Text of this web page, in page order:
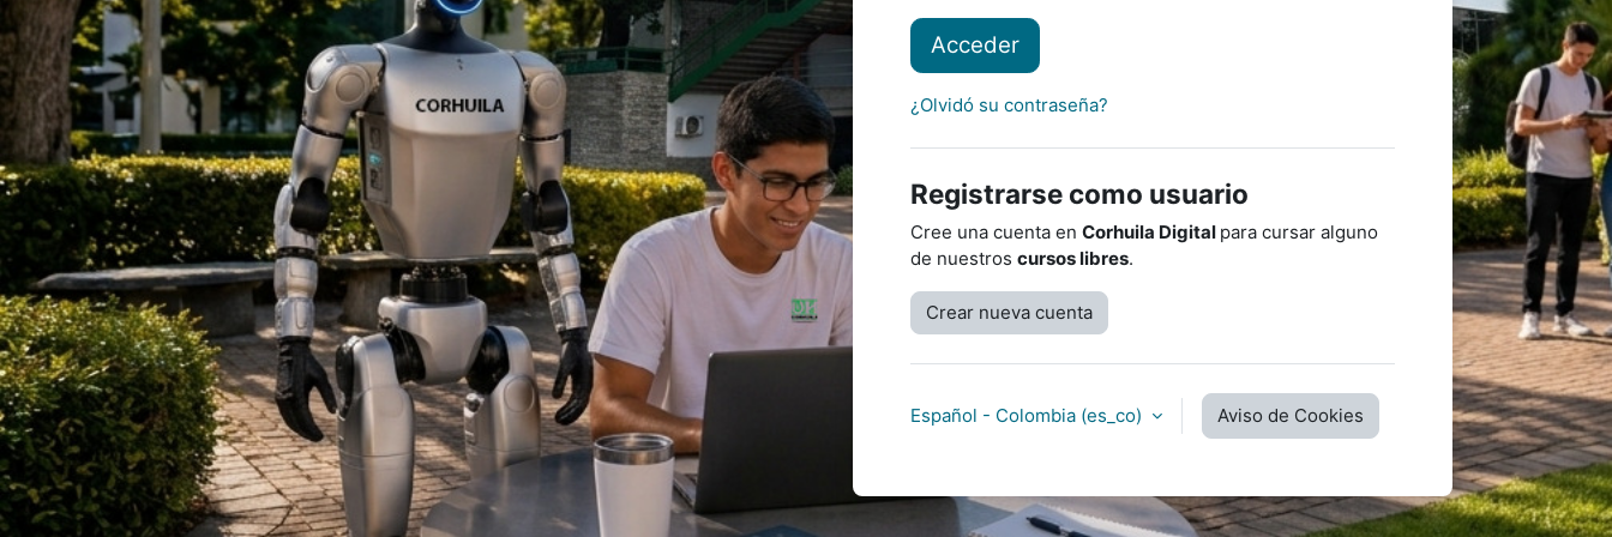
Acceder
¿Olvidó su contraseña?
Registrarse como usuario
Cree una cuenta enCorhuila Digital para cursar alguno
de nuestroscursos libres.
Crear nueva cuenta
Español - Colombia ‎(es_co)‎ Aviso de Cookies